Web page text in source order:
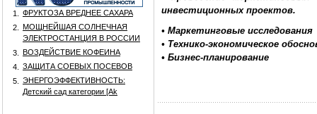
1.
ФРУКТОЗА ВРЕДНЕЕ САХАРА
2.
МОЩНЕЙШАЯ СОЛНЕЧНАЯ
ЭЛЕКТРОСТАНЦИЯ В РОССИИ
3.
ВОЗДЕЙСТВИЕ КОФЕИНА
4.
ЗАЩИТА СОЕВЫХ ПОСЕВОВ
5.
ЭНЕРГОЭФФЕКТИВНОСТЬ:
Детский сад категории [Аk
инвестиционных проектов.
• Маркетинговые исследования
• Технико-экономическое
• Бизнес-планирование